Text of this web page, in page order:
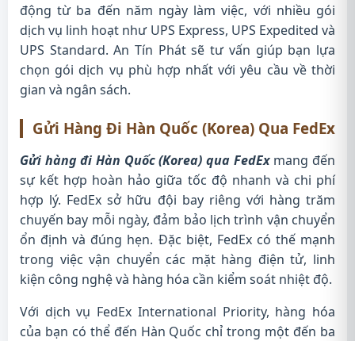
động từ ba đến năm ngày làm việc, với nhiều gói
dịch vụ linh hoạt như UPS Express, UPS Expedited và
UPS Standard. An Tín Phát sẽ tư vấn giúp bạn lựa
chọn gói dịch vụ phù hợp nhất với yêu cầu về thời
gian và ngân sách.
Gửi Hàng Đi Hàn Quốc (Korea) Qua FedEx
Gửi hàng đi Hàn Quốc (Korea) qua FedExmang đến
sự kết hợp hoàn hảo giữa tốc độ nhanh và chi phí
hợp lý. FedEx sở hữu đội bay riêng với hàng trăm
chuyến bay mỗi ngày, đảm bảo lịch trình vận chuyển
ổn định và đúng hẹn. Đặc biệt, FedEx có thế mạnh
trong việc vận chuyển các mặt hàng điện tử, linh
kiện công nghệ và hàng hóa cần kiểm soát nhiệt độ.
Với dịch vụ FedEx International Priority, hàng hóa
của bạn có thể đến Hàn Quốc chỉ trong một đến ba